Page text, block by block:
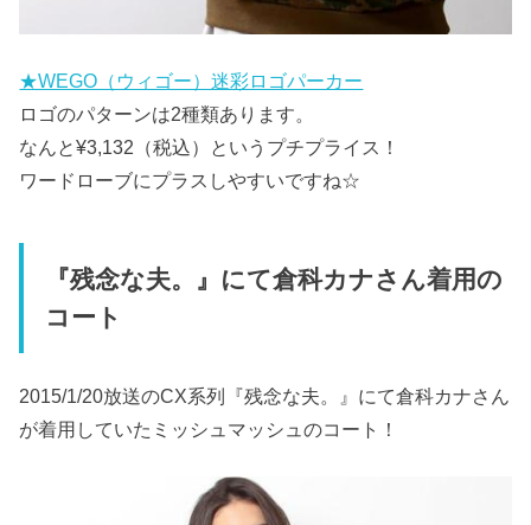
★WEGO（ウィゴー）迷彩ロゴパーカー
ロゴのパターンは2種類あります。
なんと¥3,132（税込）というプチプライス！
ワードローブにプラスしやすいですね☆
『残念な夫。』にて倉科カナさん着用の
コート
2015/1/20放送のCX系列『残念な夫。』にて倉科カナさん
が着用していたミッシュマッシュのコート！